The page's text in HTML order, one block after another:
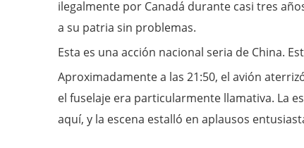
ilegalmente por Canadá durante casi tres
a su patria sin problemas.
Esta es una acción nacional seria de China.
Aproximadamente a las 21:50, el avión
el fuselaje era particularmente llamativa. La
aquí, y la escena estalló en aplausos